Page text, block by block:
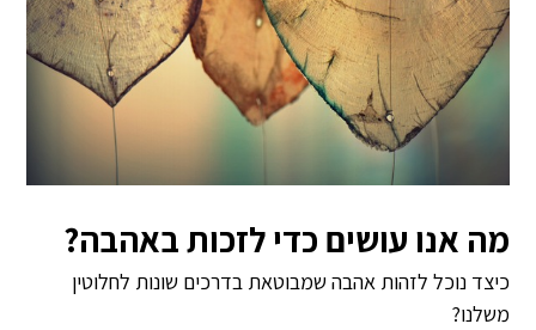
מה אנו עושים כדי לזכות באהבה?
כיצד נוכל לזהות אהבה שמבוטאת בדרכים שונות לחלוטין
משלנו?